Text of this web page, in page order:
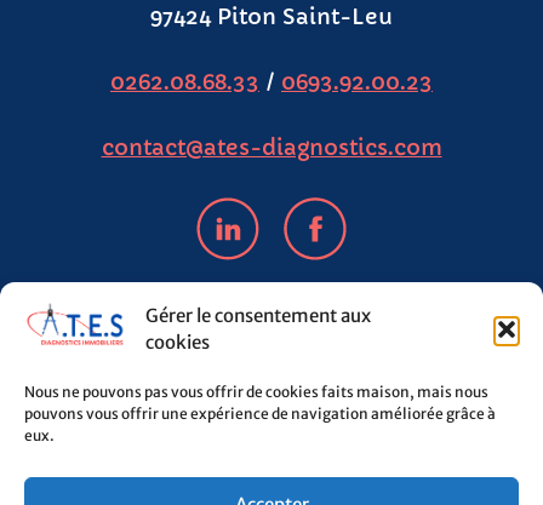
Gérer le consentement aux
cookies
Nous ne pouvons pas vous offrir de cookies faits maison, mais nous
pouvons vous offrir une expérience de navigation améliorée grâce à
eux.
97424 Piton Saint-Leu
0262.08.68.33 / 0693.92.00.23
contact@ates-diagnostics.com
Ce site a été financé avec l’aide du FEDER